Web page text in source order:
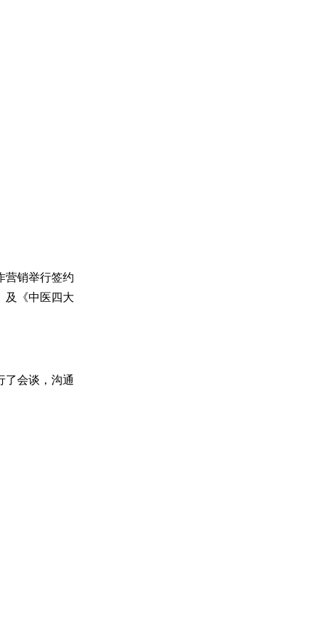
营销举行签约
及《中医四大
了会谈，沟通